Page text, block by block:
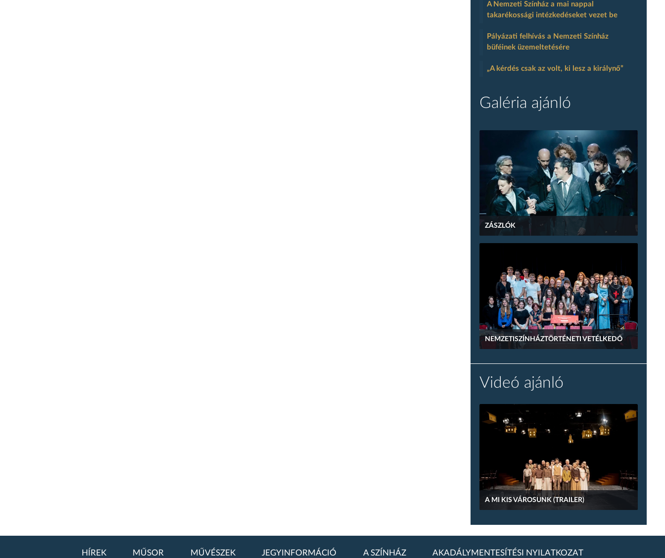
A Nemzeti Színház a mai nappal
takarékossági intézkedéseket vezet be
Pályázati felhívás a Nemzeti Színház
büféinek üzemeltetésére
„A kérdés csak az volt, ki lesz a királynő”
Galéria ajánló
ZÁSZLÓK
NEMZETISZÍNHÁZTÖRTÉNETI VETÉLKEDŐ
Videó ajánló
A MI KIS VÁROSUNK (TRAILER)
HÍREK MŰSOR MŰVÉSZEK JEGYINFORMÁCIÓ A SZÍNHÁZ AKADÁLYMENTESÍTÉSI NYILATKOZAT